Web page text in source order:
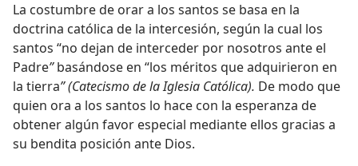
La costumbre de orar a los santos se basa en la
doctrina católica de la intercesión, según la cual los
santos “no dejan de interceder por nosotros ante el
Padre”basándose en “los méritos que adquirieron en
la tierra” (Catecismo de la Iglesia Católica). De modo que
quien ora a los santos lo hace con la esperanza de
obtener algún favor especial mediante ellos gracias a
su bendita posición ante Dios.